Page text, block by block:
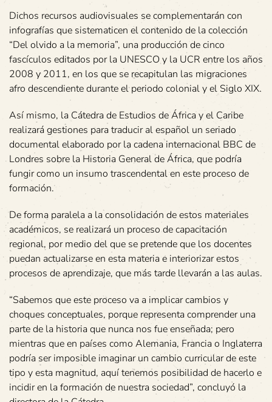
Dichos recursos audiovisuales se complementarán con
infografías que sistematicen el contenido de la colección
“Del olvido a la memoria”, una producción de cinco
fascículos editados por la UNESCO y la UCR entre los años
2008 y 2011, en los que se recapitulan las migraciones
afro descendiente durante el periodo colonial y el Siglo XIX.
Así mismo, la Cátedra de Estudios de África y el Caribe
realizará gestiones para traducir al español un seriado
documental elaborado por la cadena internacional BBC de
Londres sobre la Historia General de África, que podría
fungir como un insumo trascendental en este proceso de
formación.
De forma paralela a la consolidación de estos materiales
académicos, se realizará un proceso de capacitación
regional, por medio del que se pretende que los docentes
puedan actualizarse en esta materia e interiorizar estos
procesos de aprendizaje, que más tarde llevarán a las aulas.
“Sabemos que este proceso va a implicar cambios y
choques conceptuales, porque representa comprender una
parte de la historia que nunca nos fue enseñada; pero
mientras que en países como Alemania, Francia o Inglaterra
podría ser imposible imaginar un cambio curricular de este
tipo y esta magnitud, aquí tenemos posibilidad de hacerlo e
incidir en la formación de nuestra sociedad”, concluyó la